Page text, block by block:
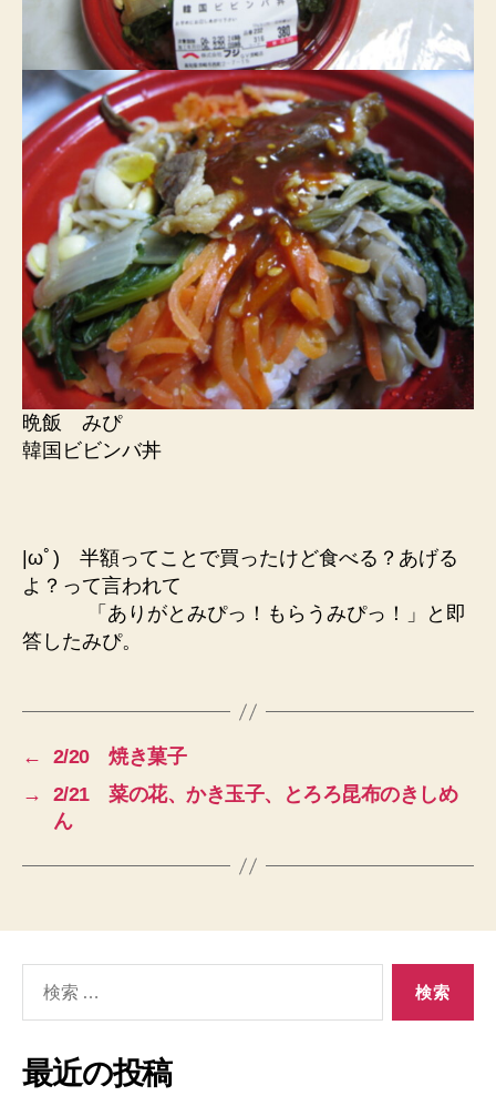
晩飯 みぴ
韓国ビビンバ丼
|ωﾟ) 半額ってことで買ったけど食べる？あげる
よ？って言われて
「ありがとみぴっ！もらうみぴっ！」と即
答したみぴ。
←
2/20 焼き菓子
→
2/21 菜の花、かき玉子、とろろ昆布のきしめ
ん
象:
最近の投稿